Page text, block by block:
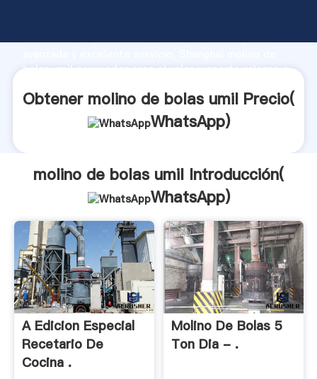
capacidad de producción, fuerza de investigación
bolas umil proveedor crea el valor y aporta valores a
Obtener molino de bolas umil Precio(
WhatsApp)
molino de bolas umil Introducción(
WhatsApp)
A Edicion Especial
Recetario De
Cocina .
Molino De Bolas 5
Ton Dia - .